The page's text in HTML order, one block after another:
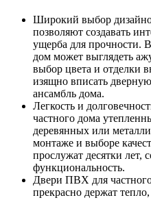
Широкий выбор
позволяют создавать
ущерба для прочности.
дом может выглядеть
выбор цвета и отделки
изящно вписать
ансамбль дома.
Легкость и
частного дома
деревянных или
монтаже и выборе
прослужат десятки лет,
функциональность.
Двери ПВХ для
прекрасно держат